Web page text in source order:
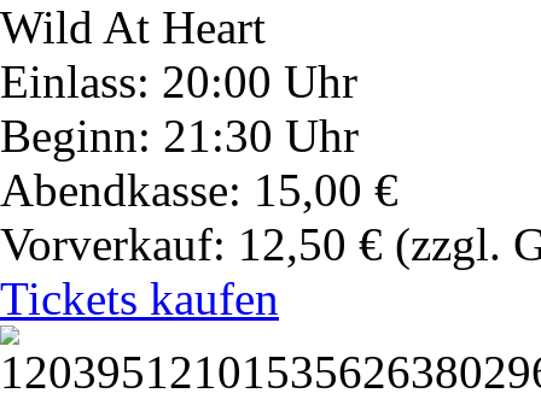
Wild At Heart
Einlass: 20:00 Uhr
Beginn: 21:30 Uhr
Abendkasse: 15,00 €
Vorverkauf: 12,50 € (zzgl.
Tickets kaufen